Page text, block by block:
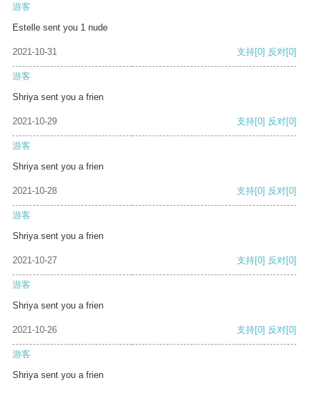
游客
Estelle sent you 1 nude
2021-10-31 支持[0] 反对[0]
游客
Shriya sent you a frien
2021-10-29 支持[0] 反对[0]
游客
Shriya sent you a frien
2021-10-28 支持[0] 反对[0]
游客
Shriya sent you a frien
2021-10-27 支持[0] 反对[0]
游客
Shriya sent you a frien
2021-10-26 支持[0] 反对[0]
游客
Shriya sent you a frien